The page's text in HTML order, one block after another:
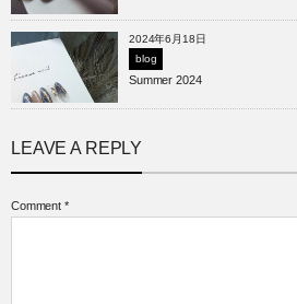
2024年6月18日
blog
Summer 2024
LEAVE A REPLY
Comment *